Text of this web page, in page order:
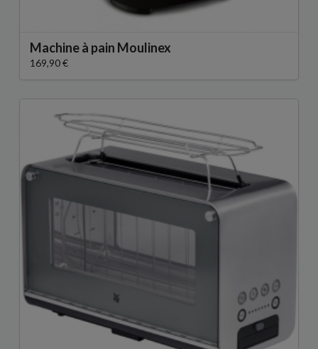
Machine à pain Moulinex
169,90 €